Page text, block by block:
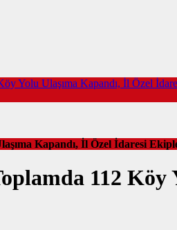
Yolu Ulaşıma Kapandı, İl Özel
Kapandı, İl Özel İdaresi
112